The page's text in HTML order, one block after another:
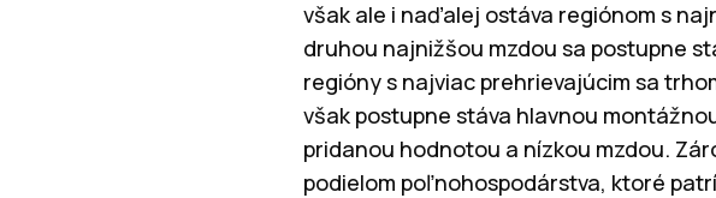
však ale i naďalej ostáva regiónom s
druhou najnižšou mzdou sa postupne
regióny s najviac prehrievajúcim sa
však postupne stáva hlavnou
pridanou hodnotou a nízkou mzdou.
podielom poľnohospodárstva, ktoré